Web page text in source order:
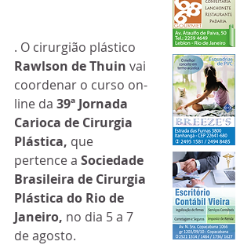
. O cirurgião plástico
Rawlson de Thuin vai
coordenar o curso on-
line da 39ª Jornada
Carioca de Cirurgia
Plástica, que
pertence a Sociedade
Brasileira de Cirurgia
Plástica do Rio de
Janeiro, no dia 5 a 7
de agosto.